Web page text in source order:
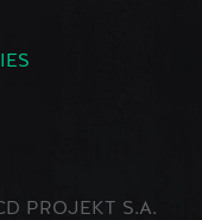
PROJEKT S.A.